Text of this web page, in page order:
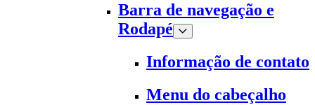
Barra de navegação e
Rodapé
Informação de contato
Menu do cabeçalho